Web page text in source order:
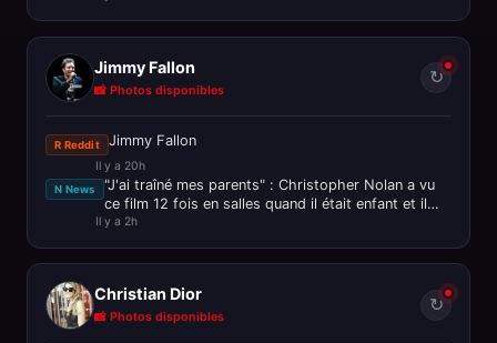
Jimmy Fallon
📸 Photos disponibles
↻
R Reddit Jimmy Fallon
Il y a 20h
N News
"J'ai traîné mes parents" : Christopher Nolan a vu
ce film 12 fois en salles quand il était enfant et il
l'adore toujour
Il y a 2h
Christian Dior
📸 Photos disponibles
↻